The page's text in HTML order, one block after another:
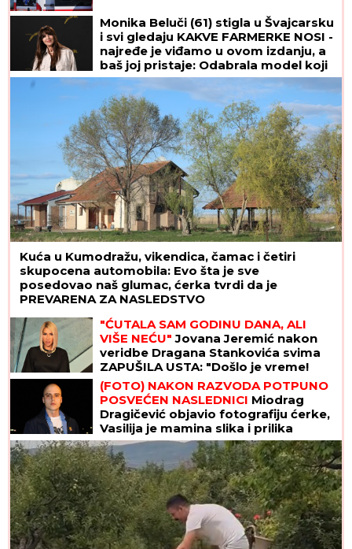
Monika Beluči (61) stigla u Švajcarsku
i svi gledaju KAKVE FARMERKE NOSI -
najređe je viđamo u ovom izdanju, a
baš joj pristaje: Odabrala model koji
izdužuje figuru, a onda se vratila
prepoznatljivom stilu
Kuća u Kumodražu, vikendica, čamac i četiri
skupocena automobila: Evo šta je sve
posedovao naš glumac, ćerka tvrdi da je
PREVARENA ZA NASLEDSTVO
"ĆUTALA SAM GODINU DANA, ALI
VIŠE NEĆU" Jovana Jeremić nakon
veridbe Dragana Stankovića svima
ZAPUŠILA USTA: "Došlo je vreme!
Niko me neće iskoristiti"
(FOTO) NAKON RAZVODA POTPUNO
POSVEĆEN NASLEDNICI Miodrag
Dragičević objavio fotografiju ćerke,
Vasilija je mamina slika i prilika